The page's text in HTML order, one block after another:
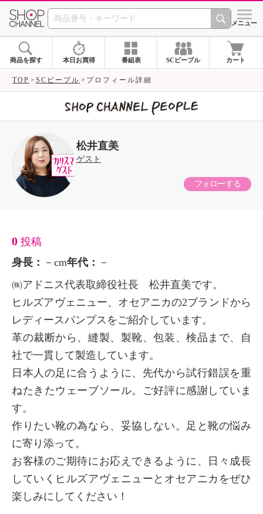
SHOP CHANNEL シメニュー
商品を探す 本日お買得 番組表 SCピープル カート
TOP SCピープル プロフィール詳細
松井直美
ゲスト
フォローする
0 投稿
身長： －cm年代： －
㈱アドニス代表取締役社長 松井直美です。
ヒルズアヴェニュー、オセアニカの2ブランドから
レディースパンプスをご紹介しています。
革の裁断から、縫製、製靴、包装、検品まで、自
社で一貫して製造しています。
日本人の足に合うように、先代から試行錯誤を重
ねたきたウェーブソール。ご好評に感謝していま
す。
作りたい靴の為なら、妥協しない。足と靴の悩み
に寄り添って。
お客様のご期待にお応えできるように、日々成長
していくヒルズアヴェニューとオセアニカをぜひ
楽しみにしてください！